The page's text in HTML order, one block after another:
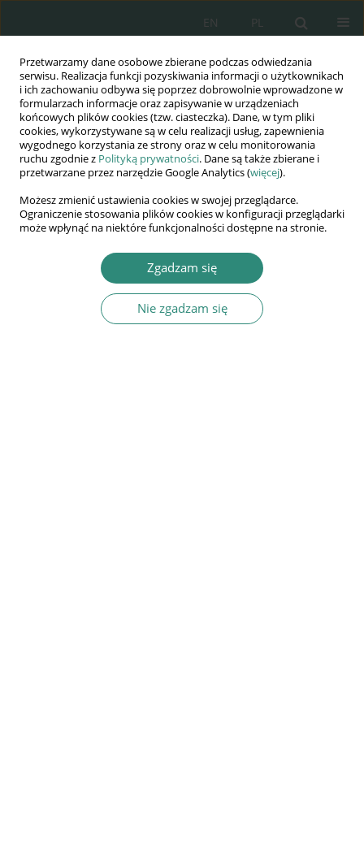
Przetwarzamy dane osobowe zbierane podczas odwiedzania
serwisu. Realizacja funkcji pozyskiwania informacji o użytkownikach
i ich zachowaniu odbywa się poprzez dobrowolnie wprowadzone w
formularzach informacje oraz zapisywanie w urządzeniach
końcowych plików cookies (tzw. ciasteczka). Dane, w tym pliki
cookies, wykorzystywane są w celu realizacji usług, zapewnienia
wygodnego korzystania ze strony oraz w celu monitorowania
ruchu zgodnie z Polityką prywatności. Dane są także zbierane i
przetwarzane przez narzędzie Google Analytics (więcej).
Możesz zmienić ustawienia cookies w swojej przeglądarce.
Ograniczenie stosowania plików cookies w konfiguracji przeglądarki
może wpłynąć na niektóre funkcjonalności dostępne na stronie.
Zgadzam się
Nie zgadzam się
PL
EN
Wydawnictwo
AWSGE
Akademia Nauk Stosowanych
WSGE
im. Alcide De Gasperi
Tomasz Suski
Samowola budowlana na obszarach chronionych